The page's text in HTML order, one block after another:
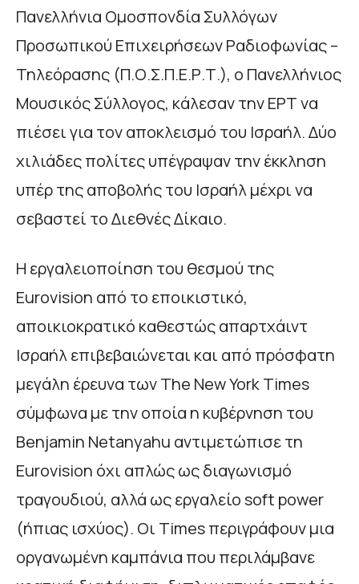
Πανελλήνια Ομοσπονδία Συλλόγων
Προσωπικού Επιχειρήσεων Ραδιοφωνίας –
Τηλεόρασης (Π.Ο.Σ.Π.Ε.Ρ.Τ.), ο Πανελλήνιος
Μουσικός Σύλλογος, κάλεσαν την ΕΡΤ να
πιέσει για τον αποκλεισμό του Ισραήλ. Δύο
χιλιάδες πολίτες υπέγραψαν την έκκληση
υπέρ της αποβολής του Ισραήλ μέχρι να
σεβαστεί το Διεθνές Δίκαιο.
Η εργαλειοποίηση του θεσμού της
Eurovision από το εποικιστικό,
αποικιοκρατικό καθεστώς απαρτχάιντ
Ισραήλ επιβεβαιώνεται και από πρόσφατη
μεγάλη έρευνα των The New York Times
σύμφωνα με την οποία η κυβέρνηση του
Benjamin Netanyahu αντιμετώπισε τη
Eurovision όχι απλώς ως διαγωνισμό
τραγουδιού, αλλά ως εργαλείο soft power
(ήπιας ισχύος). Οι Times περιγράφουν μια
οργανωμένη καμπάνια που περιλάμβανε